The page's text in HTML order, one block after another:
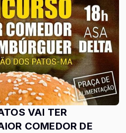
VAI TER
COMEDOR DE